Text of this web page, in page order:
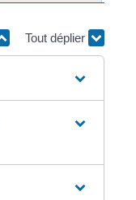
Tout déplier